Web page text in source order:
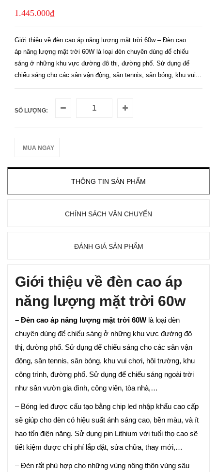
1.445.000₫
Giới thiệu về đèn cao áp năng lượng mặt trời 60w – Đèn cao
áp năng lượng mặt trời 60W là loại đèn chuyên dùng để chiếu
sáng ở những khu vực đường đô thị, đường phố. Sử dụng để
chiếu sáng cho các sân vận động, sân tennis, sân bóng, khu vui...
SỐ LƯỢNG:
MUA NGAY
THÔNG TIN SẢN PHẨM
CHÍNH SÁCH VẬN CHUYỂN
ĐÁNH GIÁ SẢN PHẨM
Giới thiệu về đèn cao áp
năng lượng mặt trời 60w
– Đèn cao áp năng lượng mặt trời 60W là loại đèn
chuyên dùng để chiếu sáng ở những khu vực đường đô
thị, đường phố. Sử dụng để chiếu sáng cho các sân vận
động, sân tennis, sân bóng, khu vui chơi, hội trường, khu
công trình, đường phố. Sử dụng để chiếu sáng ngoài trời
như sân vườn gia đình, công viên, tòa nhà,…
– Bóng led được cấu tạo bằng chip led nhập khẩu cao cấp
sẽ giúp cho đèn có hiệu suất ánh sáng cao, bền màu, và ít
hao tốn điện năng. Sử dụng pin Lithium với tuổi thọ cao sẽ
tiết kiệm được chi phí lắp đặt, sửa chữa, thay mới,…
– Đèn rất phù hợp cho những vùng nông thôn vùng sâu